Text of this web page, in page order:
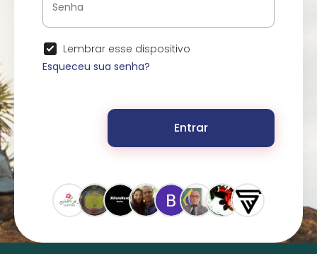
Lembrar esse dispositivo
Esqueceu sua senha?
Entrar